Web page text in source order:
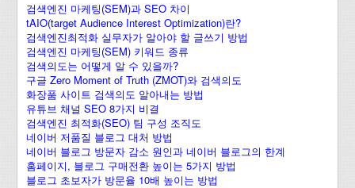
검색엔진 마케팅(SEM)과 SEO 차이
tAIO(target Audience Interest Optimization)란?
검색엔진최적화 실무자가 알아야 할 글쓰기 방법
검색엔진 마케팅(SEM) 키워드 종류
검색의도는 어떻게 알 수 있을까?
구글 Zero Moment of Truth (ZMOT)와 검색의도
화장품 사이트 검색의도 알아내는 방법
유튜브 채널 SEO 8가지 비결
검색엔진 최적화(SEO) 팀 구성 조직도
네이버 저품질 블로그 대처 방법
네이버 블로그 방문자 감소 원인과 네이버 블로그의 한계
홈페이지, 블로그 구매전환 높이는 5가지 방법
블로그 초보자가 방문율 10배 높이는 방법